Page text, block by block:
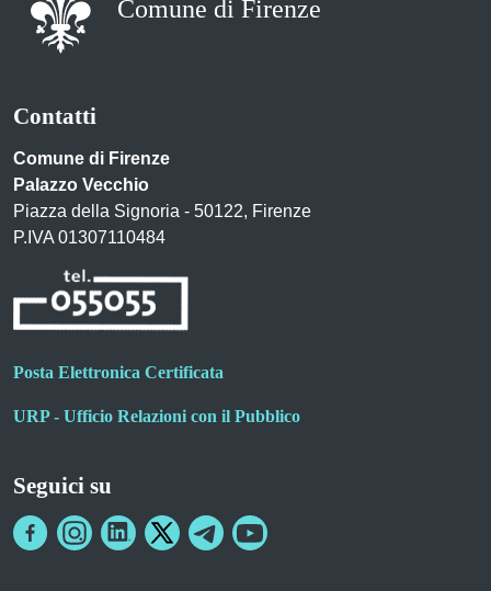
Comune di Firenze
Contatti
Comune di Firenze
Palazzo Vecchio
Piazza della Signoria - 50122, Firenze
P.IVA 01307110484
Posta Elettronica Certificata
URP - Ufficio Relazioni con il Pubblico
Seguici su